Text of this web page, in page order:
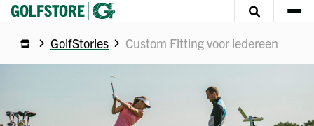
GolfStories Custom Fitting voor iedereen